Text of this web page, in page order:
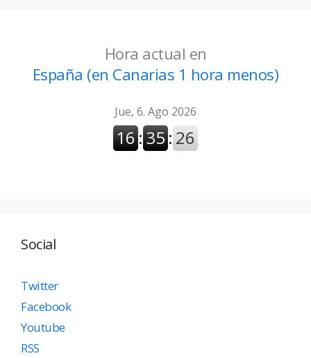
Hora actual en
España (en Canarias 1 hora menos)
Social
Twitter
Facebook
Youtube
RSS